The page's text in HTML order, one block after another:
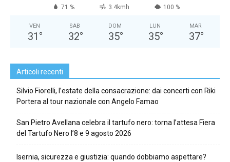
71 % 3.4kmh 100 %
VEN
31 °
SAB
32°
DOM
35°
LUN
35°
MAR
37°
Articoli recenti
Silvio Fiorelli, l’estate della consacrazione: dai concerti con Riki
Portera al tour nazionale con Angelo Famao
San Pietro Avellana celebra il tartufo nero: torna l’attesa Fiera
del Tartufo Nero l’8 e 9 agosto 2026
Isernia, sicurezza e giustizia: quando dobbiamo aspettare?